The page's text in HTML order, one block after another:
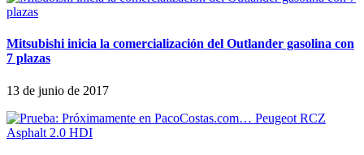
Mitsubishi inicia la comercialización del Outlander gasolina con
7 plazas
13 de junio de 2017